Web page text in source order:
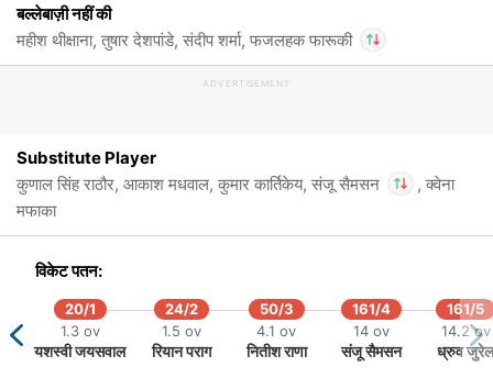
279/6
19.3 ov
बल्लेबाज़ी नहीं की
महीश थीक्षाना, तुषार देशपांडे, संदीप शर्मा, फजलहक फारूकी
ADVERTISEMENT
Substitute Player
कुणाल सिंह राठौर, आकाश मधवाल, कुमार कार्तिकेय, संजू सैमसन
In
, क्वेना
मफाका
विकेट पतन:
20/1
1.3 ov
यशस्वी जयसवाल
24/2
1.5 ov
रियान पराग
50/3
4.1 ov
नितीश राणा
161/4
14 ov
संजू सैमसन
161/5
14.2 ov
ध्रुव जुरेल